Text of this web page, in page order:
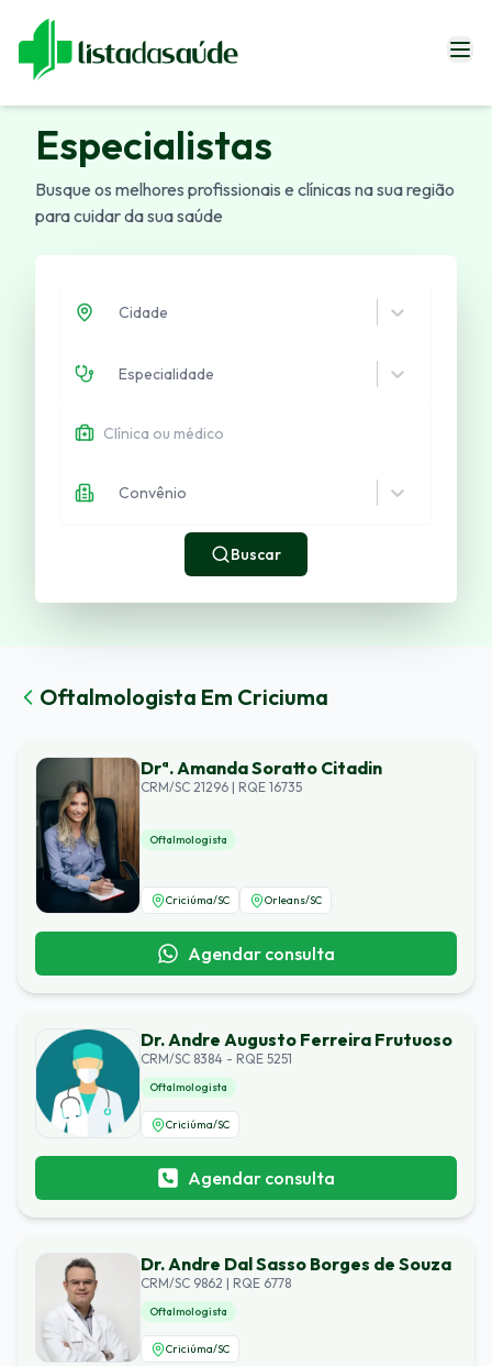
Especialistas
Revistas
Especialistas
Busque os melhores profissionais e clínicas na sua região
para cuidar da sua saúde
Cidade
Especialidade
Convênio
Buscar
Oftalmologista Em Criciuma
Drª. Amanda Soratto Citadin
CRM/SC 21296 | RQE 16735
Oftalmologista
Criciúma/SC Orleans/SC
Agendar consulta
Dr. Andre Augusto Ferreira Frutuoso
CRM/SC 8384 - RQE 5251
Oftalmologista
Criciúma/SC
Agendar consulta
Dr. Andre Dal Sasso Borges de Souza
CRM/SC 9862 | RQE 6778
Oftalmologista
Criciúma/SC